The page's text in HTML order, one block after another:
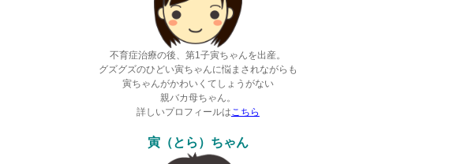
不育症治療の後、第1子寅ちゃんを出産。
グズグズのひどい寅ちゃんに悩まされながらも
寅ちゃんがかわいくてしょうがない
親バカ母ちゃん。
詳しいプロフィールはこちら
寅（とら）ちゃん